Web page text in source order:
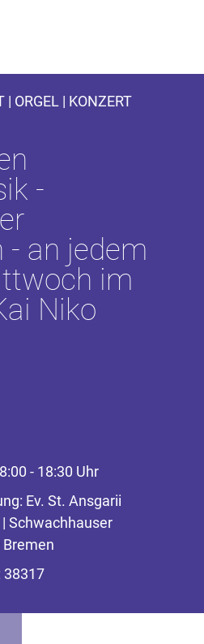
| ORGEL | KONZERT
-
an jedem
im
Niko
- 18:30 Uhr
Ev. St. Ansgarii
Schwachhauser
Bremen
38317